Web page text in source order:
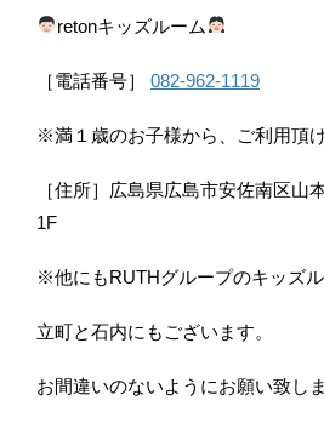
retonキッズルーム
［電話番号］ 082-962-1119
※満１歳のお子様から、ご利用頂け
［住所］広島県広島市安佐南区山
1F
※他にもRUTHグループのキッズル
立町と石内にもございます。
お間違いのないようにお願い致しま